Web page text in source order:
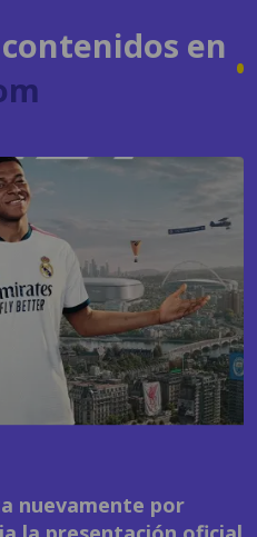
la presentación oficial
AM, JUL 22